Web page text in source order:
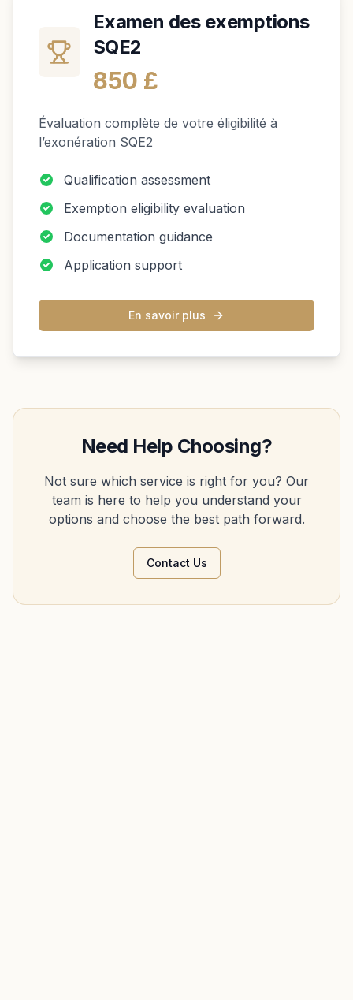
Examen des exemptions
SQE2
850 £
Évaluation complète de votre éligibilité à
l’exonération SQE2
Qualification assessment
Exemption eligibility evaluation
Documentation guidance
Application support
En savoir plus
Need Help Choosing?
Not sure which service is right for you? Our
team is here to help you understand your
options and choose the best path forward.
Contact Us